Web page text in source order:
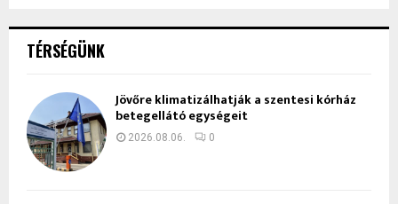
TÉRSÉGÜNK
Jövőre klimatizálhatják a szentesi kórház
betegellátó egységeit
2026.08.06. 0